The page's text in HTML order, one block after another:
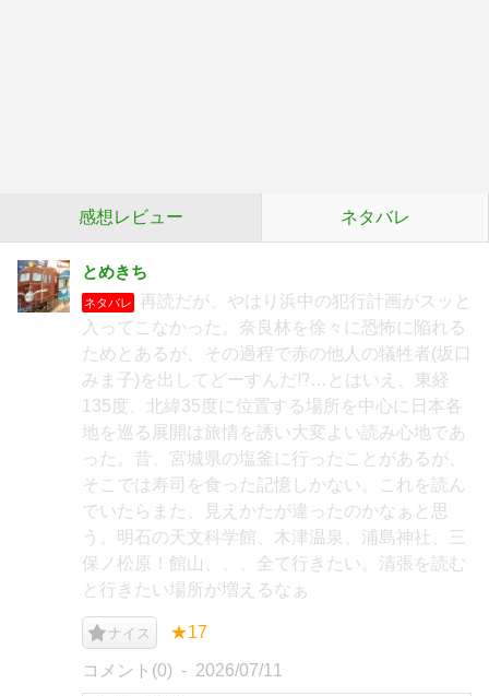
感想レビュー ネタバレ
とめきち
ネタバレ
再読だが、やはり浜中の犯行計画がスッと
入ってこなかった。奈良林を徐々に恐怖に陥れる
ためとあるが、その過程で赤の他人の犠牲者(坂口
みま子)を出してどーすんだ⁉️…とはいえ、東経
135度、北緯35度に位置する場所を中心に日本各
地を巡る展開は旅情を誘い大変よい読み心地であ
った。昔、宮城県の塩釜に行ったことがあるが、
そこでは寿司を食った記憶しかない。これを読ん
でいたらまた、見えかたが違ったのかなぁと思
う。明石の天文科学館、木津温泉、浦島神社、三
保ノ松原！館山、、、全て行きたい。清張を読む
と行きたい場所が増えるなぁ
ナイス ★17
コメント(0) 2026/07/11